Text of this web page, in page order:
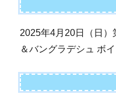
2025年4月20日（日
＆バングラデシュ ボ